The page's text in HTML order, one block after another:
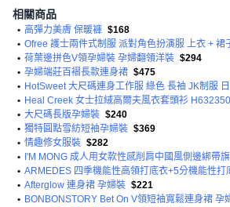
相關商品
• 高彈力美膚 保暖褲 $168
• Ofree 護士兩件式制服 派對角色扮演服 上衣 + 裙
• 荷葉邊拼色V領孕婦裝 孕婦翻領洋裝 $294
• 孕婦端莊百褶長款連身裙 $475
• HotSweet 大尺碼連身工作服 綠色 長袖 JK制服
• Heal Creek 女士拉絨高爾夫風衣套頭衫
• 大尺碼長版孕婦裝 $240
• 獨特圓點雪紡短袖孕婦裝 $369
• 情趣修女服裝 $282
•
I'M MONG 成人用女款性感削肩中國風側邊綁帶
• ARMEDES 四季機能性高領打底衣+5分機能性打
• Afterglow 連身裙 孕婦裝 $221
• BONBONSTORY Bet On V領短袖寬鬆連身裙 孕